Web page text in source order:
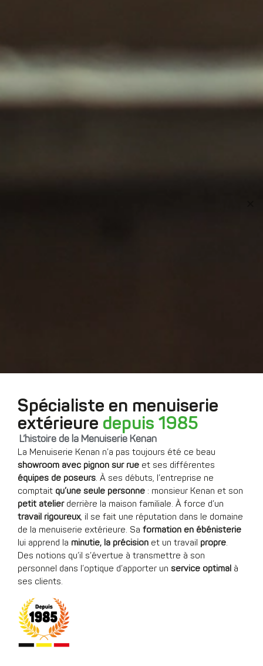
Spécialiste en menuiserie
extérieure depuis 1985
L’histoire de la Menuiserie Kenan
La Menuiserie Kenan n’a pas toujours été ce beau
showroom avec pignon sur rue et ses différentes
équipes de poseurs. À ses débuts, l’entreprise ne
comptait qu’une seule personne : monsieur Kenan et son
petit atelierderrière la maison familiale. À force d’un
travail rigoureux, il se fait une réputation dans le domaine
de la menuiserie extérieure. Sa formation en ébénisterie
lui apprend la minutie, la précision et un travail propre.
Des notions qu’il s’évertue à transmettre à son
personnel dans l’optique d’apporter un service optimal à
ses clients.